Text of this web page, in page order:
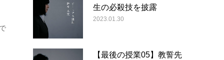
生の必殺技を披露
2023.01.30
【最後の授業05】教誓先